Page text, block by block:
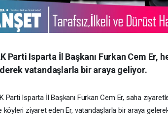
Parti Isparta İl Başkanı Furkan Cem Er,
vatandaşlarla bir araya geliyor.
Parti Isparta İl Başkanı Furkan Cem Er, saha
köyleri ziyaret eden Er, vatandaşlarla bir araya